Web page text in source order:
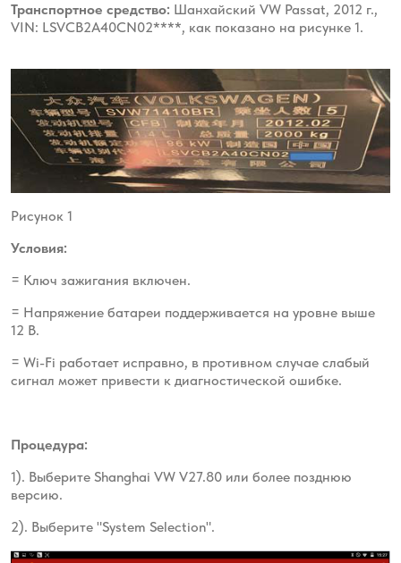
Транспортное средство: Шанхайский VW Passat, 2012 г.,
VIN: LSVCB2A40CN02****, как показано на рисунке 1.
Рисунок 1
Условия:
= Ключ зажигания включен.
= Напряжение батареи поддерживается на уровне выше
12 В.
= Wi-Fi работает исправно, в противном случае слабый
сигнал может привести к диагностической ошибке.
Процедура:
1). Выберите Shanghai VW V27.80 или более позднюю
версию.
2). Выберите "System Selection".